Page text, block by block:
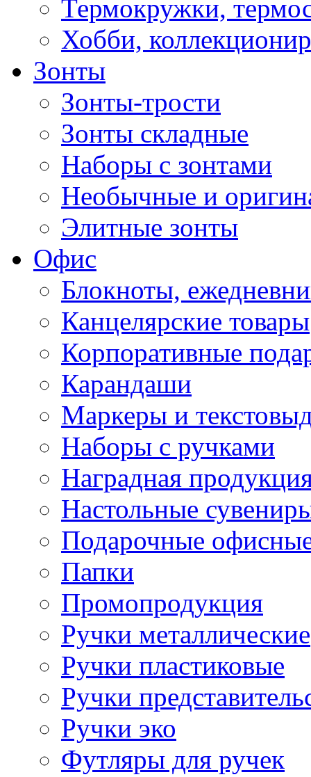
Термокружки,
Хобби,
Зонты
Зонты-трости
Зонты складные
Наборы с зонтами
Необычные и
Элитные зонты
Офис
Блокноты,
Канцелярские товары
Корпоративные
Карандаши
Маркеры и
Наборы с ручками
Наградная
Настольные
Подарочные
Папки
Промопродукция
Ручки металлические
Ручки пластиковые
Ручки
Ручки эко
Футляры для ручек